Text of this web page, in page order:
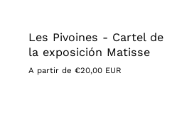
Les Pivoines - Cartel de
la exposición Matisse
Precio
habitual
A partir de €20,00 EUR